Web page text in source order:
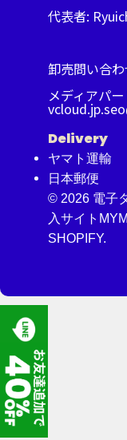
代表者:
卸売問い合
メディアパ
Delivery
ヤマト運輸
日本郵便
© 2026 電子
入サイト
SHOPIFY.